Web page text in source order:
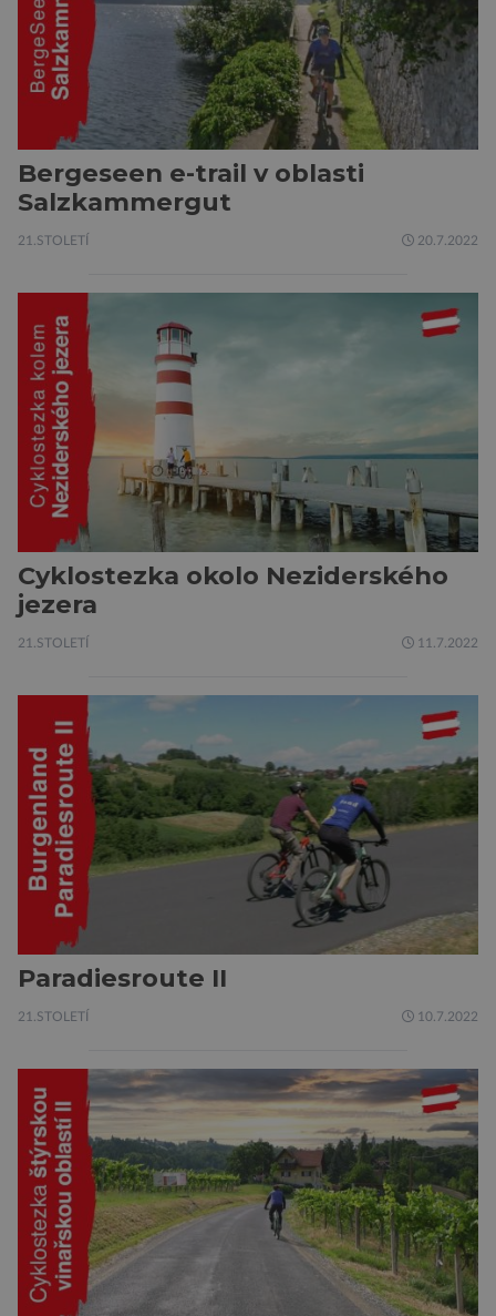
Bergeseen e-trail v oblasti
Salzkammergut
21.STOLETÍ 20.7.2022
Cyklostezka okolo Neziderského
jezera
21.STOLETÍ 11.7.2022
Paradiesroute II
21.STOLETÍ 10.7.2022